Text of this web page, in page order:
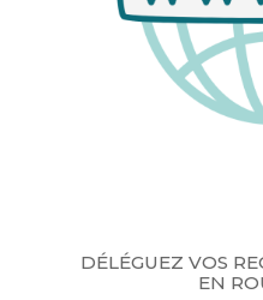
DÉLÉGUEZ VOS
EN